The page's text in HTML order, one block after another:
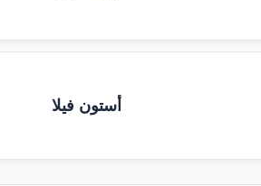
أستون فيلا